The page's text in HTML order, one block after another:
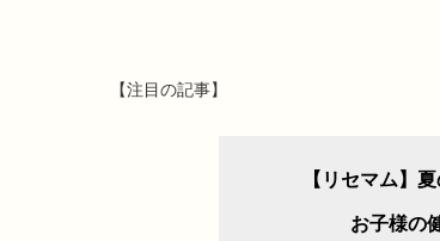
【注目の記事】
【リセマム】
お子様の